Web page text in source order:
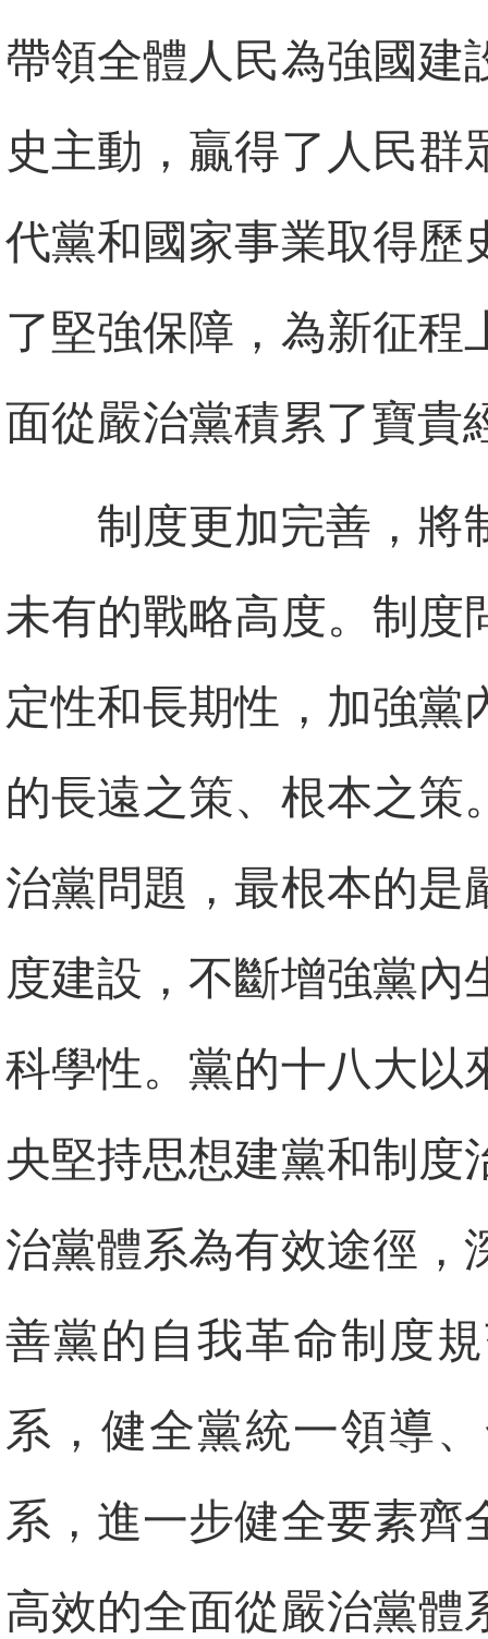
帶領全體人民為強國建
史主動，贏得了人民群
代黨和國家事業取得歷
了堅強保障，為新征程
面從嚴治黨積累了寶貴
制度更加完善，將
未有的戰略高度。制度
定性和長期性，加強黨
的長遠之策、根本之策
治黨問題，最根本的是
度建設，不斷增強黨內
科學性。黨的十八大以
央堅持思想建黨和制度
治黨體系為有效途徑，
善黨的自我革命制度
系，健全黨統一領導
系，進一步健全要素齊
高效的全面從嚴治黨體